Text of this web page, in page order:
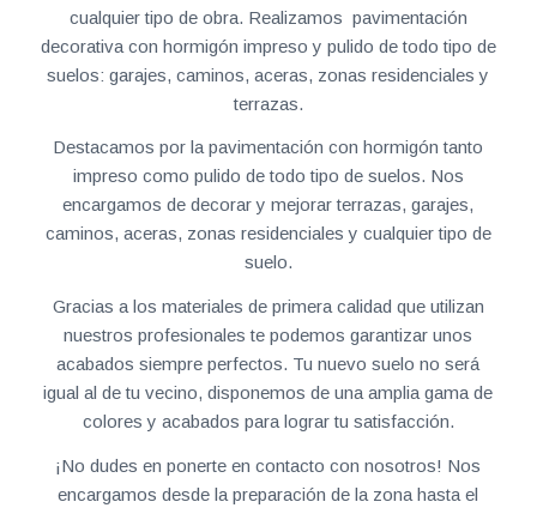
cualquier tipo de obra. Realizamos pavimentación
decorativa con hormigón impreso y pulido de todo tipo de
suelos: garajes, caminos, aceras, zonas residenciales y
terrazas.
Destacamos por la pavimentación con hormigón tanto
impreso como pulido de todo tipo de suelos. Nos
encargamos de decorar y mejorar terrazas, garajes,
caminos, aceras, zonas residenciales y cualquier tipo de
suelo.
Gracias a los materiales de primera calidad que utilizan
nuestros profesionales te podemos garantizar unos
acabados siempre perfectos. Tu nuevo suelo no será
igual al de tu vecino, disponemos de una amplia gama de
colores y acabados para lograr tu satisfacción.
¡No dudes en ponerte en contacto con nosotros! Nos
encargamos desde la preparación de la zona hasta el